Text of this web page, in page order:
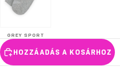
GREY SPORT
HOZZÁADÁS A KOSÁRHOZ